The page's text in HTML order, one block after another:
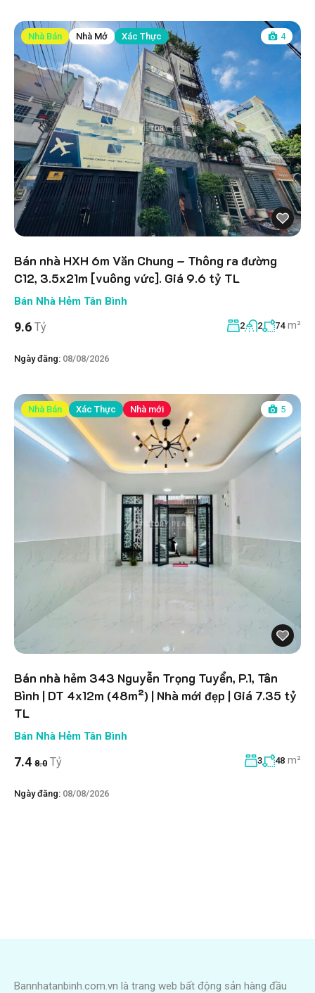
Nhà Bán Nhà Mở Xác Thực 4
Bán nhà HXH 6m Văn Chung – Thông ra đường
C12, 3.5x21m [vuông vức]. Giá 9.6 tỷ TL
Bán Nhà Hẻm Tân Bình
9.6 Tỷ 2 2 74 m²
Ngày đăng: 08/08/2026
Nhà Bán Xác Thực Nhà mới 5
Bán nhà hẻm 343 Nguyễn Trọng Tuyển, P.1, Tân
Bình | DT 4x12m (48m²) | Nhà mới đẹp | Giá 7.35 tỷ
TL
Bán Nhà Hẻm Tân Bình
7.4 8.0 Tỷ 3 48 m²
Ngày đăng: 08/08/2026
Bannhatanbinh.com.vn là trang web bất động sản hàng đầu